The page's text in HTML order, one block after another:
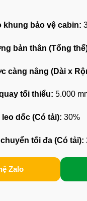
khung bảo vệ cabin:
bản thân (Tổng
càng nâng (Dài x
tối thiểu: 5.000
leo dốc (Có tải): 30%
tối đa (Có tải):
Zalo